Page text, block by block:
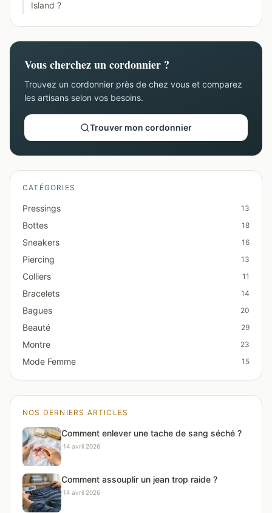
Island ?
Vous cherchez un cordonnier ?
Trouvez un cordonnier près de chez vous et comparez
les artisans selon vos besoins.
Trouver mon cordonnier
CATÉGORIES
Pressings 13
Bottes 18
Sneakers 16
Piercing 13
Colliers 11
Bracelets 14
Bagues 20
Beauté 29
Montre 23
Mode Femme 15
NOS DERNIERS ARTICLES
Comment enlever une tache de sang séché ?
·14 avril 2026
Comment assouplir un jean trop raide ?
·14 avril 2026